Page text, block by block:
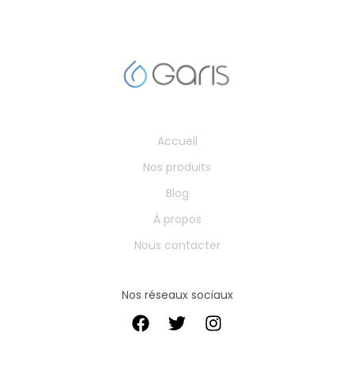
Accueil
Nos produits
Blog
À propos
Nous contacter
Nos réseaux sociaux